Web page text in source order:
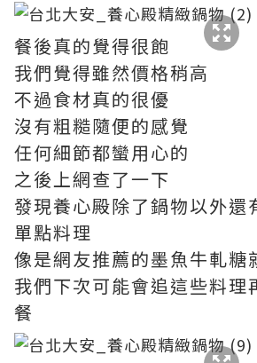
餐後真的覺得很飽
我們覺得雖然價格稍高
不過食材真的很優
沒有粗糙隨便的感覺
任何細節都蠻用心的
之後上網查了一下
發現養心殿除了鍋物以外還
單點料理
像是網友推薦的墨魚牛軋糖
我們下次可能會追這些料理
餐